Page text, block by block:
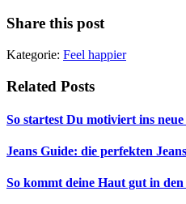
Share this post
Kategorie: Feel happier
Related Posts
So startest Du motiviert ins neue
Jeans Guide: die perfekten
So kommt deine Haut gut in